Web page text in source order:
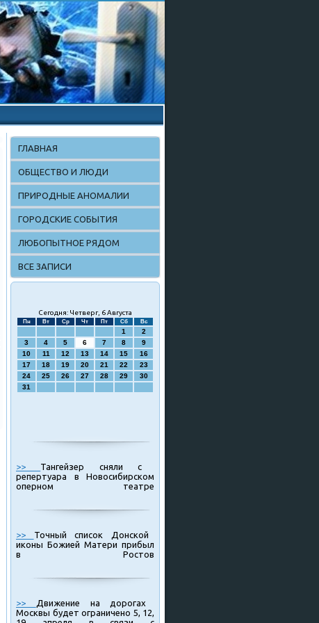
ГЛАВНАЯ
ОБЩЕСТВО И ЛЮДИ
ПРИРОДНЫЕ АНОМАЛИИ
ГОРОДСКИЕ СОБЫТИЯ
ЛЮБОПЫТНОЕ РЯДОМ
ВСЕ ЗАПИСИ
Сегодня: Четверг, 6 Августа
Пн Вт Ср Чт Пт Сб Вс
1
2
3
4 5 6 7 8
9
10
11 12 13 14 15
16
17
18 19 20 21 22
23
24
25 26 27 28 29
30
31
>> Тангейзер сняли с
репертуара в Новосибирском
оперном театре
>>
Точный список Донской
иконы Божией Матери прибыл
в Ростов
>> Движение на дорогах
Москвы будет ограничено 5, 12,